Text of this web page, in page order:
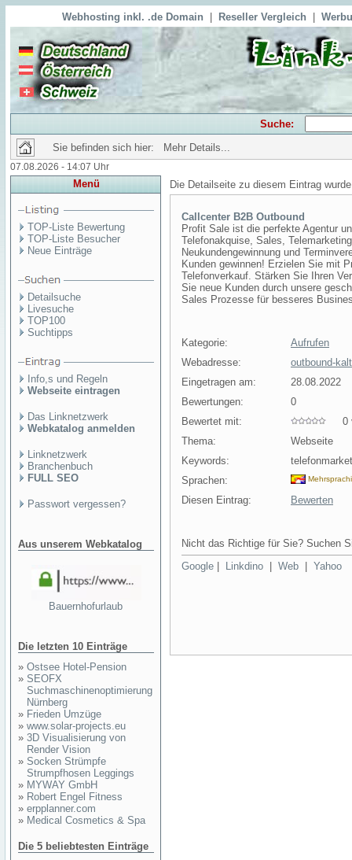
Webhosting inkl. .de Domain Reseller Vergleich
Suche:
Sie befinden sich hier: Mehr Details...
07.08.2026 - 14:07 Uhr
Menü
TOP-Liste Bewertung
TOP-Liste Besucher
Neue Einträge
Detailsuche
Livesuche
TOP100
Suchtipps
Info,s und Regeln
Webseite eintragen
Das Linknetzwerk
Webkatalog anmelden
Linknetzwerk
Branchenbuch
FULL SEO
Passwort vergessen?
Aus unserem Webkatalog
Bauernhofurlaub
Die letzten 10 Einträge
» Ostsee Hotel-Pension
» SEOFX
Suchmaschinenoptimierung
Nürnberg
» Frieden Umzüge
» www.solar-projects.eu
» 3D Visualisierung von
Render Vision
» Socken Strümpfe
Strumpfhosen Leggings
» MYWAY GmbH
» Robert Engel Fitness
» erpplanner.com
» Medical Cosmetics & Spa
Die 5 beliebtesten Einträge
Die Detailseite zu diesem Eintrag
Callcenter B2B Outbound
Profit Sale ist die perfekte Agentur
Telefonakquise, Sales,
Neukundengewinnung und
Kunden gewinnen! Erzielen Sie mit
Telefonverkauf. Stärken Sie Ihren
Sie neue Kunden durch unsere
Sales Prozesse für besseres
Kategorie:
Aufrufen
Webadresse:
outbound-
Eingetragen am:
28.08.2022
Bewertungen:
0
Bewertet mit:
0
Thema:
Webseite
Keywords:
Sprachen:
Diesen Eintrag: Bewerten
Nicht das Richtige für Sie? Suchen
Google
Linkdino Web Yahoo